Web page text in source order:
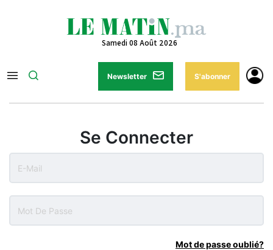
Samedi 08 Août 2026
Newsletter S'abonner
Se Connecter
Mot de passe oublié?